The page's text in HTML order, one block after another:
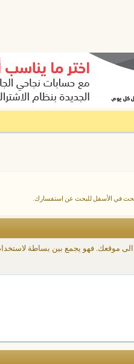
في الأسفل للبحث عن استفسارك.
الى موقعك. فهو يجمع بين بساطة